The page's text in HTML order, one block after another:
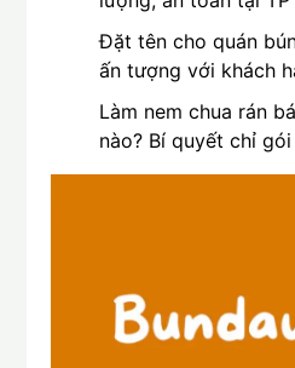
Đặt tên cho quán
ấn tượng với khách
Làm nem chua rán
nào? Bí quyết chỉ